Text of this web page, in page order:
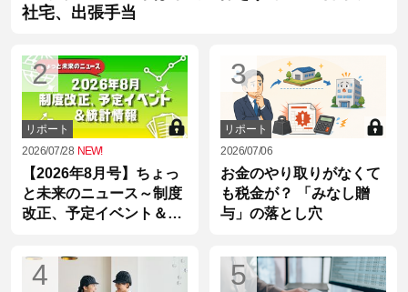
社宅、出張手当
2
リポート
2026/07/28 NEW!
【2026年8月号】ちょっ
と未来のニュース～制度
改正、予定イベント＆統
3
リポート
2026/07/06
お金のやり取りがなくて
も税金が？ 「みなし贈
与」の落とし穴
4 5